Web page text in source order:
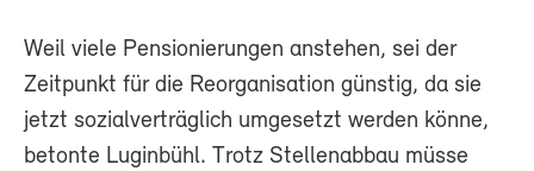
Weil viele Pensionierungen anstehen, sei der
Zeitpunkt für die Reorganisation günstig, da sie
jetzt sozialverträglich umgesetzt werden könne,
betonte Luginbühl. Trotz Stellenabbau müsse